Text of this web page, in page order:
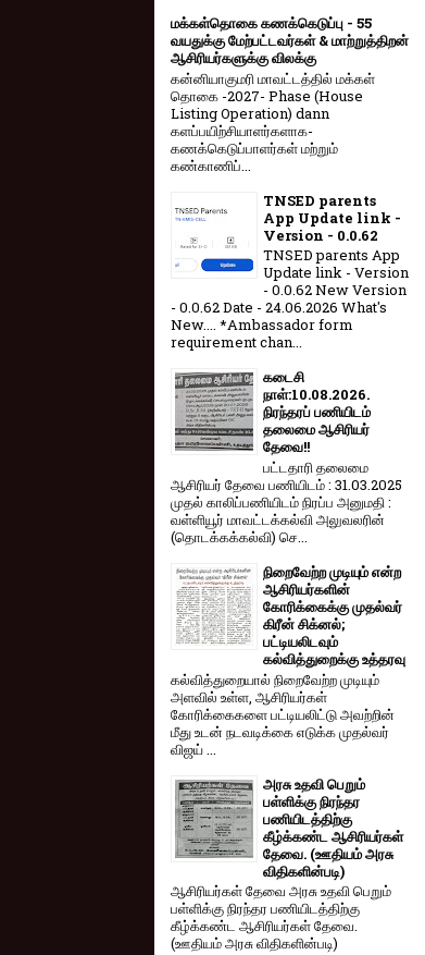
மக்கள்தொகை கணக்கெடுப்பு - 55
வயதுக்கு மேற்பட்டவர்கள் & மாற்றுத்திறன்
ஆசிரியர்களுக்கு விலக்கு
கன்னியாகுமரி மாவட்டத்தில் மக்கள்
தொகை -2027- Phase (House
Listing Operation) dann
களப்பயிற்சியாளர்களாக-
கணக்கெடுப்பாளர்கள் மற்றும்
கண்காணிப்...
TNSED parents
App Update link -
Version - 0.0.62
TNSED parents App
Update link - Version
- 0.0.62 New Version
- 0.0.62 Date - 24.06.2026 What's
New.... *Ambassador form
requirement chan...
கடைசி
நாள்:10.08.2026.
நிரந்தரப் பணியிடம்
தலைமை ஆசிரியர்
தேவை!!
பட்டதாரி தலைமை
ஆசிரியர் தேவை பணியிடம் : 31.03.2025
முதல் காலிப்பணியிடம் நிரப்ப அனுமதி :
வள்ளியூர் மாவட்டக்கல்வி அலுவலரின்
(தொடக்கக்கல்வி) செ...
நிறைவேற்ற முடியும் என்ற
ஆசிரியர்களின்
கோரிக்கைக்கு முதல்வர்
கிரீன் சிக்னல்;
பட்டியலிடவும்
கல்வித்துறைக்கு உத்தரவு
கல்வித்துறையால் நிறைவேற்ற முடியும்
அளவில் உள்ள, ஆசிரியர்கள்
கோரிக்கைகளை பட்டியலிட்டு அவற்றின்
மீது உடன் நடவடிக்கை எடுக்க முதல்வர்
விஜய் ...
அரசு உதவி பெறும்
பள்ளிக்கு நிரந்தர
பணியிடத்திற்கு
கீழ்க்கண்ட ஆசிரியர்கள்
தேவை. (ஊதியம் அரசு
விதிகளின்படி)
ஆசிரியர்கள் தேவை அரசு உதவி பெறும்
பள்ளிக்கு நிரந்தர பணியிடத்திற்கு
கீழ்க்கண்ட ஆசிரியர்கள் தேவை.
(ஊதியம் அரசு விதிகளின்படி)